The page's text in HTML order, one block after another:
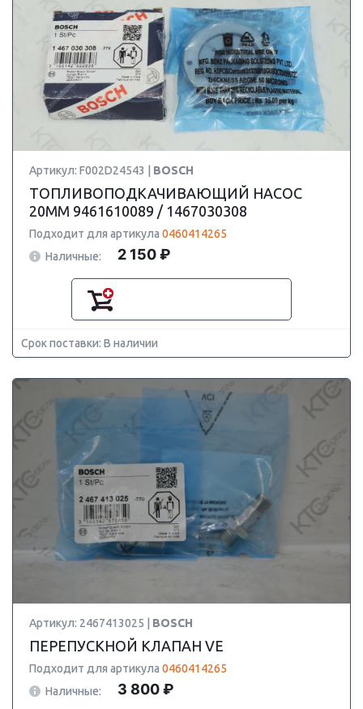
Артикул: F002D24543 | BOSCH
ТОПЛИВОПОДКАЧИВАЮЩИЙ НАСОС
20MM 9461610089 / 1467030308
Подходит для артикула 0460414265
Наличные:
2 150 ₽
Срок поставки: В наличии
Артикул: 2467413025 | BOSCH
ПЕРЕПУСКНОЙ КЛАПАН VE
Подходит для артикула 0460414265
Наличные:
3 800 ₽